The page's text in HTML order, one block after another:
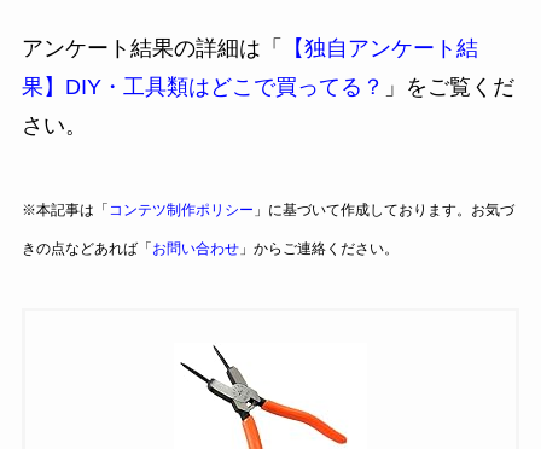
アンケート結果の詳細は「
【独自アンケート結
果】DIY・工具類はどこで買ってる？ 」をご覧くだ
さい。
※本記事は「 コンテツ制作ポリシー 」に基づいて作成しております。お気づ
きの点などあれば「お問い合わせ」からご連絡ください。